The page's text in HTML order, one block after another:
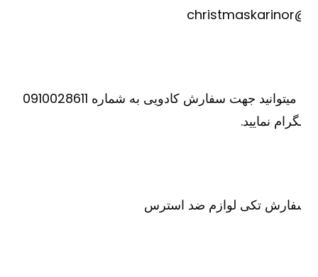
یا میتوانید جهت سفارش کادویی به شماره 0910028611
نمایید.
تکی لوازم ضد استرس